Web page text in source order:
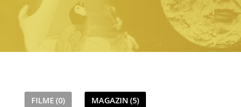
FILME (0) MAGAZIN (5)